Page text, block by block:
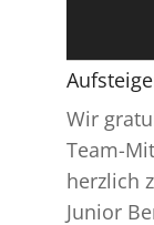
Wir
Team-
herzlich
Junior